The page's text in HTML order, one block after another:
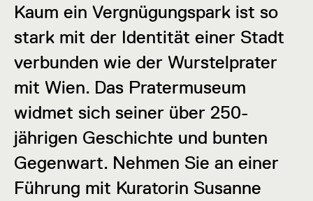
Kaum ein Vergnügungspark ist so
stark mit der Identität einer Stadt
verbunden wie der Wurstelprater
mit Wien. Das Pratermuseum
widmet sich seiner über 250-
jährigen Geschichte und bunten
Gegenwart. Nehmen Sie an einer
Führung mit Kuratorin Susanne